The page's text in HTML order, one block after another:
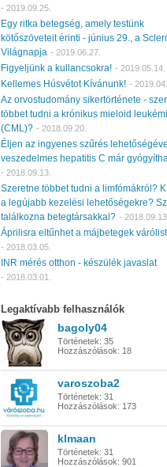
- 2019.09.25.
Egy ritka betegség, amely testünk
kötőszöveteit érinti - június 29., a
Világnapja - 2019.06.27.
Figyeljünk a kullancsokra! - 2019.05.14.
Kellemes Húsvétot Kívánunk! -
Az orvostudomány sikertörténete -
többet tudni a krónikus mieloid
(CML)? - 2018.09.20.
Éljen az ingyenes szűrés
veszedelmes hepatitis C már
- 2018.09.13.
Szeretne többet tudni a limfómákról?
a legújabb kezelési lehetőségekre?
találkozna betegtársakkal? - 2018.09.13.
Áprilisra eltűnhet a májbetegek
- 2018.03.05.
INR mérés otthon - készülék javaslat
- 2018.03.01.
Legaktívabb felhasználók
bagoly04
Történetek: 35
Hozzászólások: 18
varoszoba2
Történetek: 31
Hozzászólások: 173
klmaan
Történetek: 31
Hozzászólások: 901